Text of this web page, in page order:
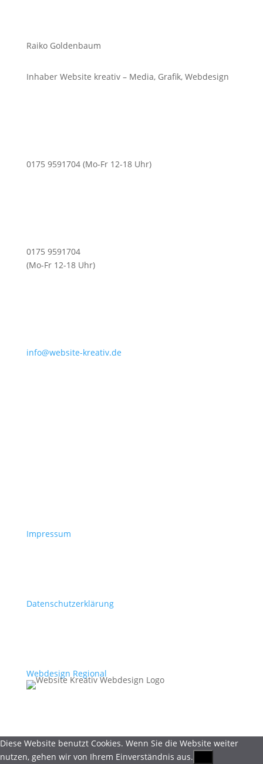
Raiko Goldenbaum
Inhaber Website kreativ – Media, Grafik, Webdesign
0175 9591704 (Mo-Fr 12-18 Uhr)
0175 9591704
(Mo-Fr 12-18 Uhr)
info@website-kreativ.de
Impressum
Datenschutzerklärung
Webdesign Regional
Diese Website benutzt Cookies. Wenn Sie die Website weiter
nutzen, gehen wir von Ihrem Einverständnis aus.